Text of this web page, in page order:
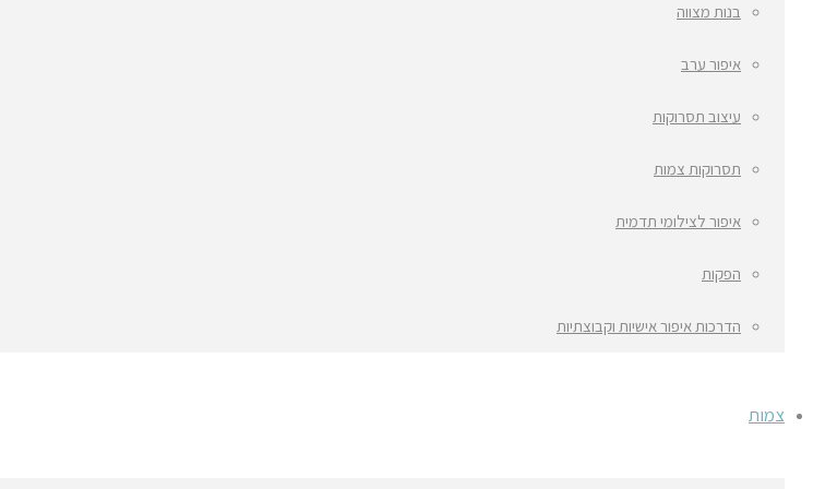
בנות מצווה
איפור ערב
עיצוב תסרוקות
תסרוקות צמות
איפור לצילומי תדמית
הפקות
הדרכות איפור אישיות וקבוצתיות
צמות